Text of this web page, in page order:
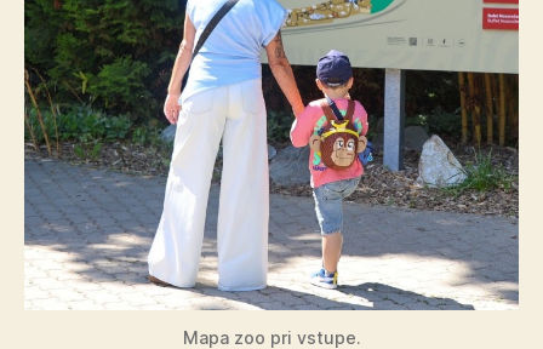
Mapa zoo pri vstupe.